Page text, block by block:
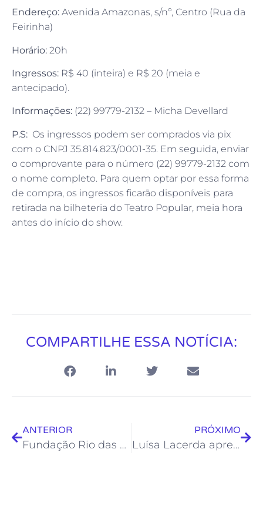
Endereço: Avenida Amazonas, s/nº, Centro (Rua da
Feirinha)
Horário: 20h
Ingressos: R$ 40 (inteira) e R$ 20 (meia e
antecipado).
Informações: (22) 99779-2132 – Micha Devellard
P.S: Os ingressos podem ser comprados via pix
com o CNPJ 35.814.823/0001-35. Em seguida, enviar
o comprovante para o número (22) 99779-2132 com
o nome completo. Para quem optar por essa forma
de compra, os ingressos ficarão disponíveis para
retirada na bilheteria do Teatro Popular, meia hora
antes do início do show.
COMPARTILHE ESSA NOTÍCIA:
ANTERIOR
Fundação Rio das Ostras de Cultura completa 25 anos
PRÓXIMO
Luísa Lacerda apresenta o Zigue-Zague no Teatro Popular